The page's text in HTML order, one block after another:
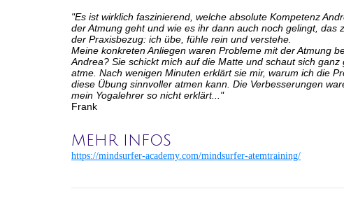
"Es ist wirklich faszinierend, welche absolute Kompetenz
der Atmung geht und wie es ihr dann auch noch gelingt, das
der Praxisbezug: ich übe, fühle rein und verstehe.
Meine konkreten Anliegen waren Probleme mit der Atmung
Andrea? Sie schickt mich auf die Matte und schaut sich
atme. Nach wenigen Minuten erklärt sie mir, warum ich die
diese Übung sinnvoller atmen kann. Die Verbesserungen
mein Yogalehrer so nicht erklärt..."
Frank
MEHR INFOS
https://mindsurfer-academy.com/mindsurfer-atemtraining/